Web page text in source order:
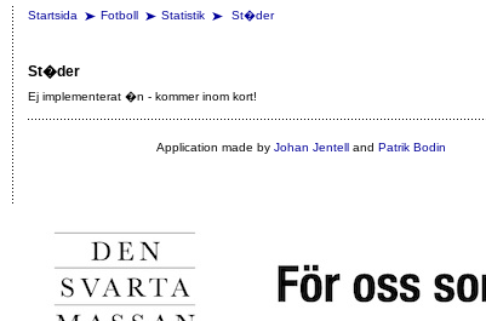
Startsida
Fotboll Statistik St�der
St�der
Ej implementerat �n - kommer inom kort!
Application made by Johan Jentelland Patrik Bodin